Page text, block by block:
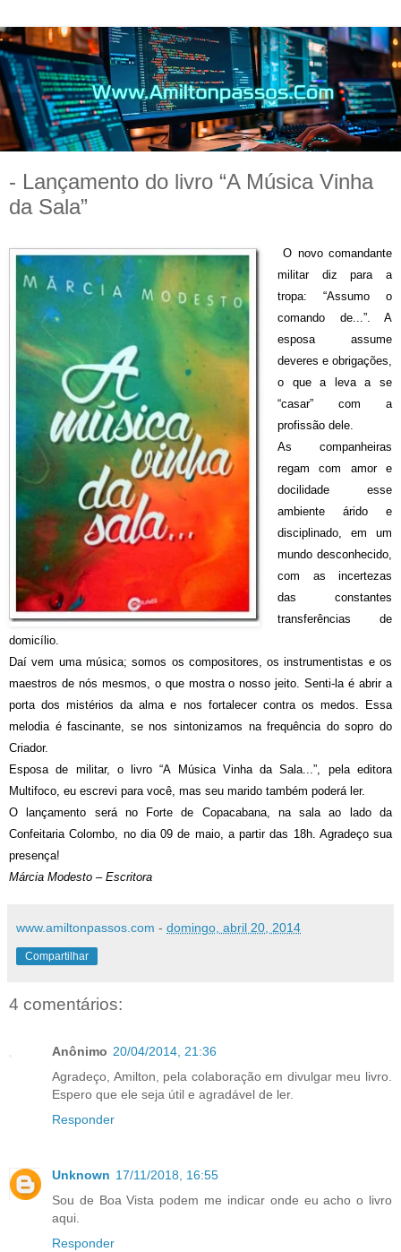
- Lançamento do livro “A Música Vinha
da Sala”
O novo comandante
militar diz para a
tropa: “Assumo o
comando de...”. A
esposa assume
deveres e obrigações,
o que a leva a se
“casar” com a
profissão dele.
As companheiras
regam com amor e
docilidade esse
ambiente árido e
disciplinado, em um
mundo desconhecido,
com as incertezas
das constantes
transferências de
domicílio.
Daí vem uma música; somos os compositores, os instrumentistas e os
maestros de nós mesmos, o que mostra o nosso jeito. Senti-la é abrir a
porta dos mistérios da alma e nos fortalecer contra os medos. Essa
melodia é fascinante, se nos sintonizamos na frequência do sopro do
Criador.
Esposa de militar, o livro “A Música Vinha da Sala...”, pela editora
Multifoco, eu escrevi para você, mas seu marido também poderá ler.
O lançamento será no Forte de Copacabana, na sala ao lado da
Confeitaria Colombo, no dia 09 de maio, a partir das 18h. Agradeço sua
presença!
Márcia Modesto – Escritora
www.amiltonpassos.com - domingo, abril 20, 2014
Compartilhar
4 comentários:
Anônimo 20/04/2014, 21:36
Agradeço, Amilton, pela colaboração em divulgar meu livro.
Espero que ele seja útil e agradável de ler.
Responder
Unknown 17/11/2018, 16:55
Sou de Boa Vista podem me indicar onde eu acho o livro
aqui.
Responder